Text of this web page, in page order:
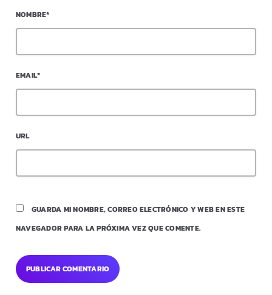
NOMBRE*
EMAIL*
URL
GUARDA MI NOMBRE, CORREO ELECTRÓNICO Y WEB EN ESTE
NAVEGADOR PARA LA PRÓXIMA VEZ QUE COMENTE.